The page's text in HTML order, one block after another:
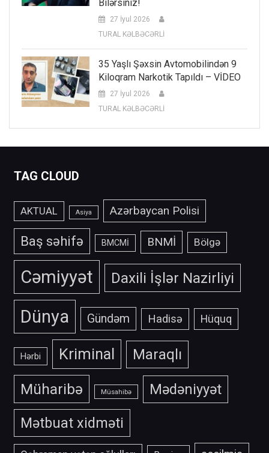
Bilərsiniz!
27 İyul 2026
TURAL KƏLBƏCƏRLİ
35 Yaşlı Şəxsin Avtomobilindən 9
Kiloqram Narkotik Tapıldı – VİDEO
27 İyul 2026
TURAL KƏLBƏCƏRLİ
TAG CLOUD
AKTUAL Asiya Azərbaycan Polisi
Baş səhifə BMCMİ BNMİ Bölgə
Cəmiyyət Daxili İşlər Nazirliyi
Dünya Gündəm Hadisə Hüquq
Hərbi Kriminal Maraqlı
Müharibə Müsahibə
Mədəniyyət
Mətbuat xidməti